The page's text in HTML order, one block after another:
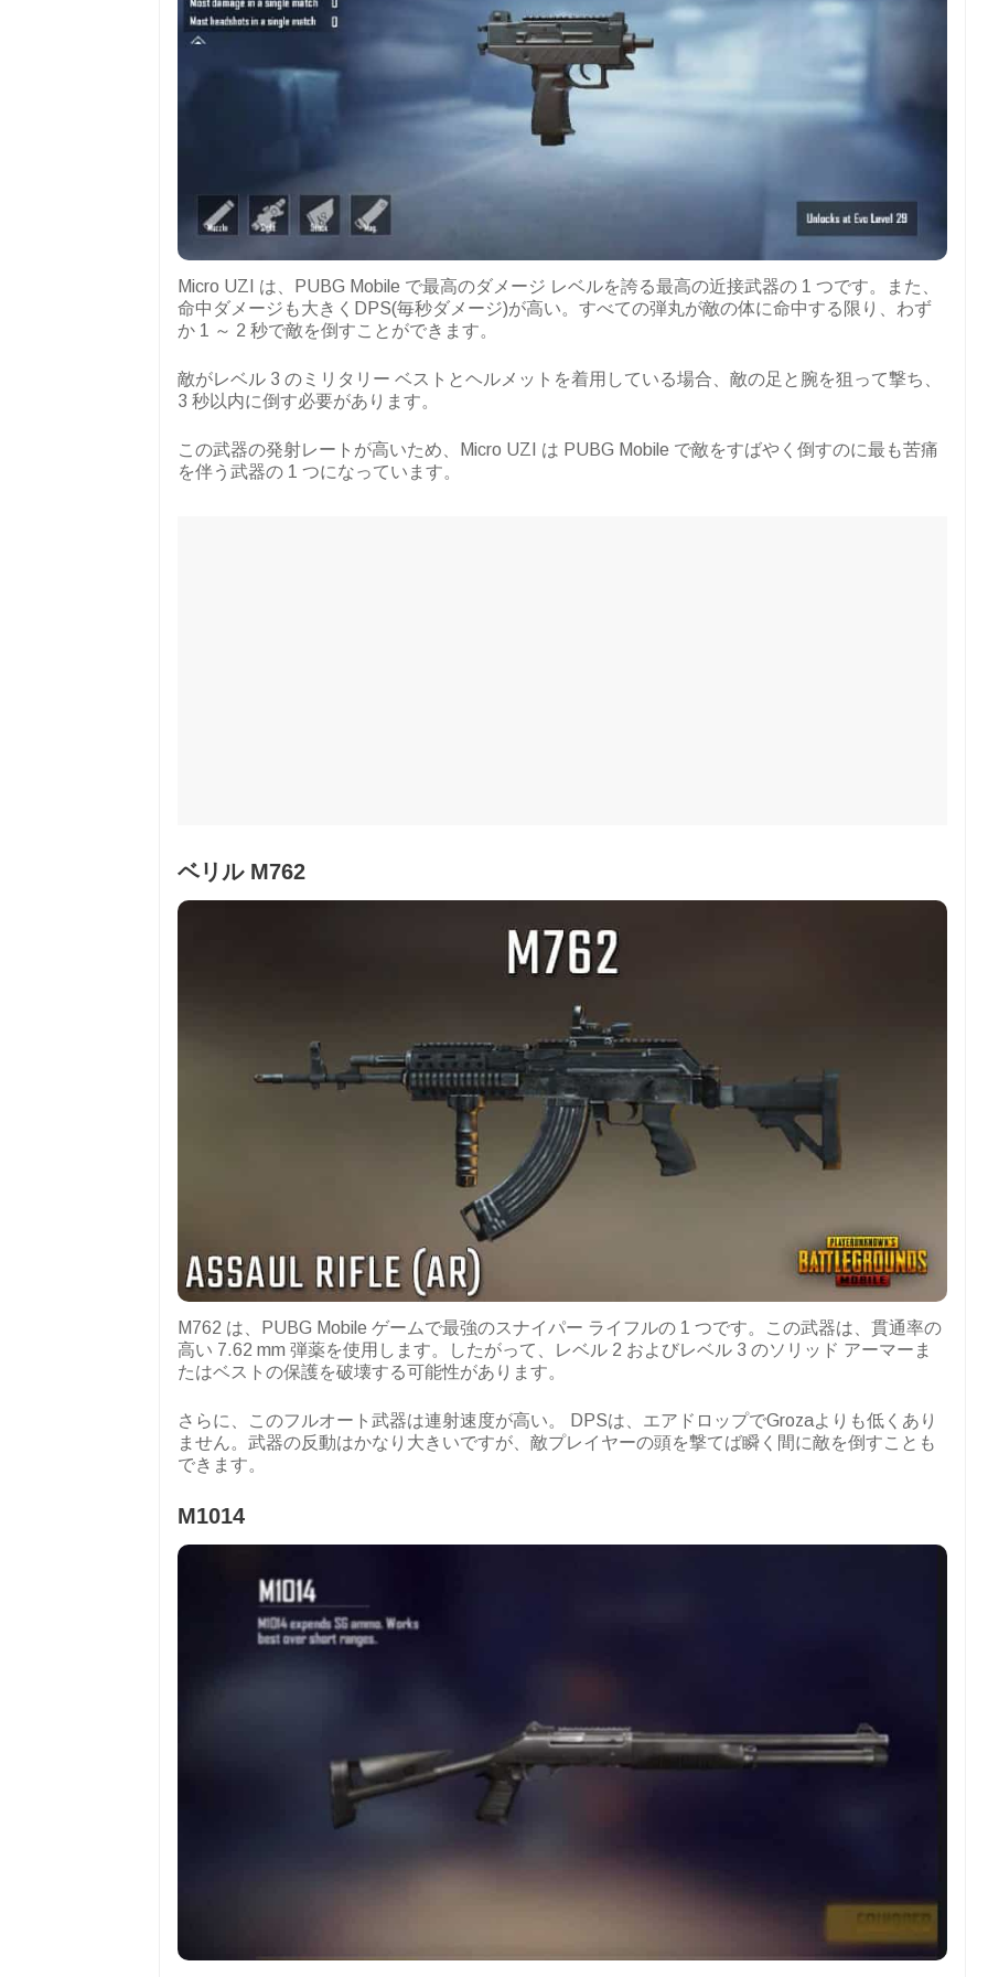
Micro UZI は、PUBG Mobile で最高のダメージ レベルを誇る最高の近接武器の 1 つです。また、
命中ダメージも大きくDPS(毎秒ダメージ)が高い。すべての弾丸が敵の体に命中する限り、わず
か 1 ～ 2 秒で敵を倒すことができます。
敵がレベル 3 のミリタリー ベストとヘルメットを着用している場合、敵の足と腕を狙って撃ち、
3 秒以内に倒す必要があります。
この武器の発射レートが高いため、Micro UZI は PUBG Mobile で敵をすばやく倒すのに最も苦痛
を伴う武器の 1 つになっています。
ベリル M762
M762 は、PUBG Mobile ゲームで最強のスナイパー ライフルの 1 つです。この武器は、貫通率の
高い 7.62 mm 弾薬を使用します。したがって、レベル 2 およびレベル 3 のソリッド アーマーま
たはベストの保護を破壊する可能性があります。
さらに、このフルオート武器は連射速度が高い。 DPSは、エアドロップでGrozaよりも低くあり
ません。武器の反動はかなり大きいですが、敵プレイヤーの頭を撃てば瞬く間に敵を倒すことも
できます。
M1014